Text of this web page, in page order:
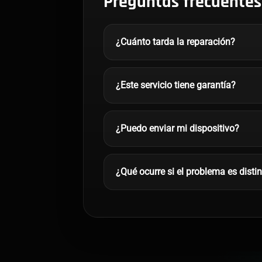
¿Cuánto tarda la reparación?
¿Este servicio tiene garantía?
¿Puedo enviar mi dispositivo?
¿Qué ocurre si el problema es